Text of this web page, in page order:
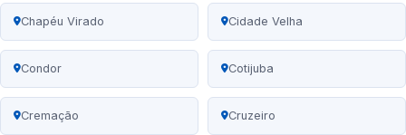
Chapéu Virado Cidade Velha
Condor Cotijuba
Cremação Cruzeiro